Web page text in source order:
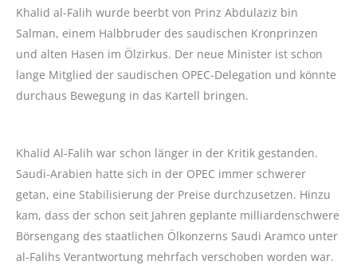
Khalid al-Falih wurde beerbt von Prinz Abdulaziz bin
Salman, einem Halbbruder des saudischen Kronprinzen
und alten Hasen im Ölzirkus. Der neue Minister ist schon
lange Mitglied der saudischen OPEC-Delegation und könnte
durchaus Bewegung in das Kartell bringen.
Khalid Al-Falih war schon länger in der Kritik gestanden.
Saudi-Arabien hatte sich in der OPEC immer schwerer
getan, eine Stabilisierung der Preise durchzusetzen. Hinzu
kam, dass der schon seit Jahren geplante milliardenschwere
Börsengang des staatlichen Ölkonzerns Saudi Aramco unter
al-Falihs Verantwortung mehrfach verschoben worden war.